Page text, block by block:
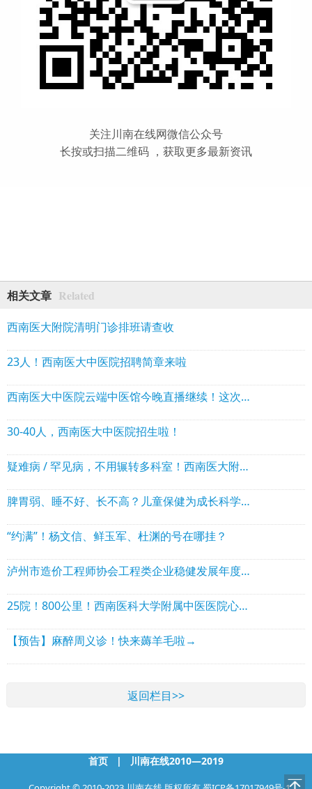
关注川南在线网微信公众号
长按或扫描二维码 ，获取更多最新资讯
相关文章 Related
西南医大附院清明门诊排班请查收
23人！西南医大中医院招聘简章来啦
西南医大中医院云端中医馆今晚直播继续！这次教保命绝招
30-40人，西南医大中医院招生啦！
疑难病 / 罕见病，不用辗转多科室！西南医大附院这个门诊，专家会诊一次搞定
脾胃弱、睡不好、长不高？儿童保健为成长科学护航→
“约满”！杨文信、鲜玉军、杜渊的号在哪挂？
泸州市造价工程师协会工程类企业稳健发展年度观察（2026）
25院！800公里！西南医科大学附属中医医院心血管内科硬核出击
【预告】麻醉周义诊！快来薅羊毛啦→
返回栏目>>
首页 | 川南在线2010—2019